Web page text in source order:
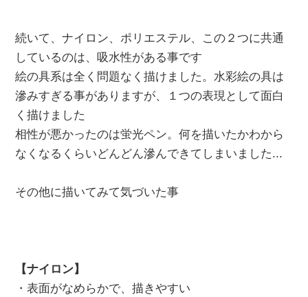
続いて、ナイロン、ポリエステル、この２つに共通
しているのは、吸水性がある事です
絵の具系は全く問題なく描けました。水彩絵の具は
滲みすぎる事がありますが、１つの表現として面白
く描けました
相性が悪かったのは蛍光ペン。何を描いたかわから
なくなるくらいどんどん滲んできてしまいました...
その他に描いてみて気づいた事
【ナイロン】
・表面がなめらかで、描きやすい